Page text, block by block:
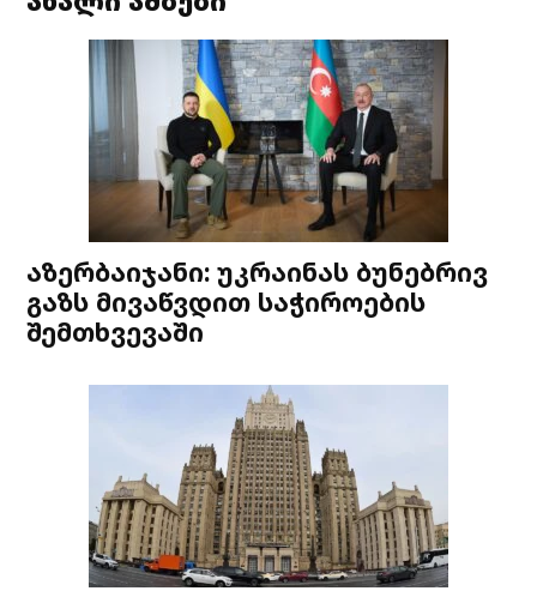
აზერბაიჯანი: უკრაინას ბუნებრივ
გაზს მივაწვდით საჭიროების
შემთხვევაში